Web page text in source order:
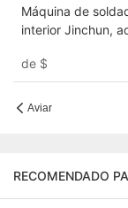
Máquina de
interior Jinchun,
protección de
de $
Aviar
RECOMENDADO